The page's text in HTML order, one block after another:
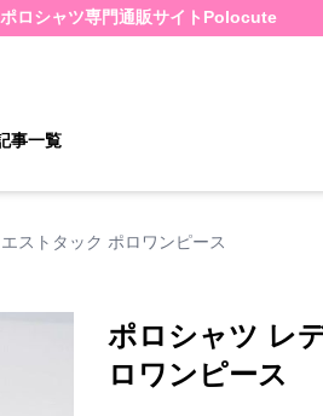
ロシャツ専門通販サイト Polocute
事一覧
ストタック ポロワンピース
ポロシャツ レ
ロワンピース